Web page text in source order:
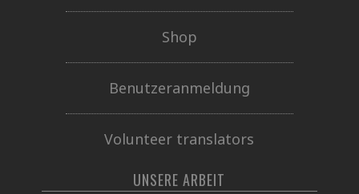
Shop
Benutzeranmeldung
Volunteer translators
UNSERE ARBEIT